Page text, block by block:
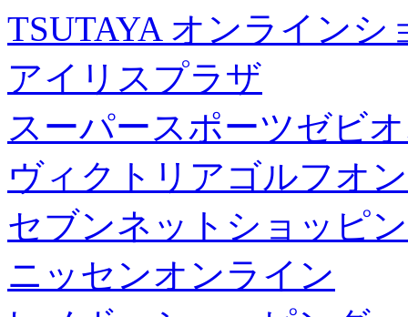
TSUTAYA オンラインシ
アイリスプラザ
スーパースポーツゼビ
ヴィクトリアゴルフオ
セブンネットショッピ
ニッセンオンライン